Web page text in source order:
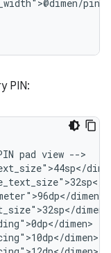
PIN:
pad view